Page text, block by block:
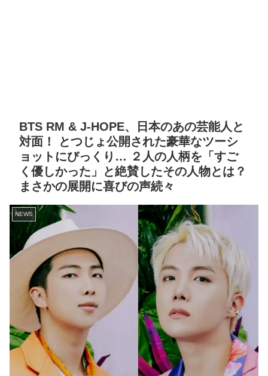
BTS RM & J-HOPE、日本のあの芸能人と
対面！ とつじょ公開された豪華なツーシ
ョットにびっくり… ２人の人柄を「すご
く優しかった」と絶賛したその人物とは？
まさかの展開に喜びの声続々
NEWS